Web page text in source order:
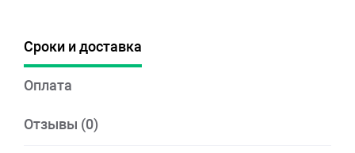
Сроки и доставка
Оплата
Отзывы (0)